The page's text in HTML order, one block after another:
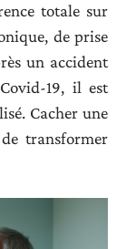
totale sur
de prise
un accident
19, il est
Cacher une
transformer